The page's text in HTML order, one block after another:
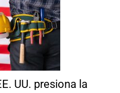
UU. presiona la